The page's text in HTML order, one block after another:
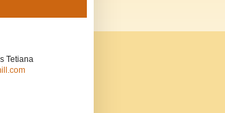
Tetiana